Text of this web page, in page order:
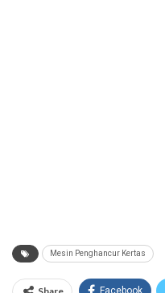
Mesin Penghancur Kertas
Facebook